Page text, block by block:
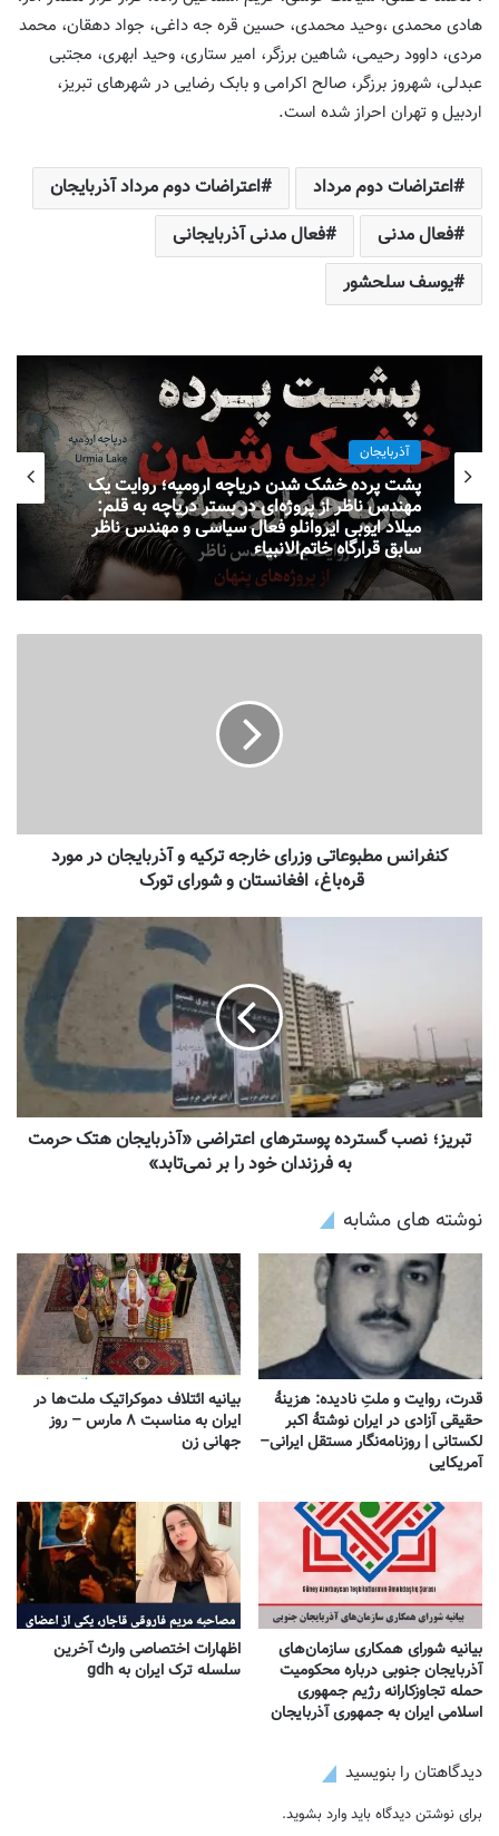
هادی محمدی ،وحید محمدی، حسین قره جه داغی، جواد دهقان، محمد
مردی، داوود رحیمی، شاهین برزگر، امیر ستاری، وحید ابهری، مجتبی
عبدلی‌، شهروز برزگر، صالح اکرامی و بابک رضایی در شهرهای تبریز،
اردبیل و تهران احراز شده است.
اعتراضات دوم مرداد
اعتراضات دوم مرداد آذربایجان
فعال مدنی
فعال مدنی آذربایجانی
یوسف سلحشور
آذربایجان
پشت پرده خشک شدن دریاچه ارومیه؛ روایت یک
مهندس ناظر از پروژه‌ای در بستر دریاچه به قلم:
میلاد ایوبی ایروانلو فعال سیاسی و مهندس ناظر
سابق قرارگاه خاتم‌الانبیاء
کنفرانس مطبوعاتی وزرای خارجه ترکیه و آذربایجان در مورد
قره‌باغ، افغانستان و شورای تورک
تبریز؛ نصب گسترده پوسترهای اعتراضی «آذربایجان هتک حرمت
به فرزندان خود را بر نمی‌تابد»
نوشته های مشابه
قدرت، روایت و ملتِ نادیده: هزینهٔ
حقیقی آزادی در ایران نوشتهٔ اکبر
لکستانی | روزنامه‌نگار مستقل ایرانی–
آمریکایی
بیانیه ائتلاف دموکراتیک ملت‌ها در
ایران به مناسبت ۸ مارس – روز
جهانی زن
بیانیه شورای همکاری سازمان‌های
آذربایجان جنوبی درباره محکومیت
حمله تجاوزکارانه رژیم جمهوری
اسلامی ایران به جمهوری آذربایجان
اظهارات اختصاصی وارث آخرین
سلسله ترک ایران به gdh
دیدگاهتان را بنویسید
برای نوشتن دیدگاه باید وارد بشوید.